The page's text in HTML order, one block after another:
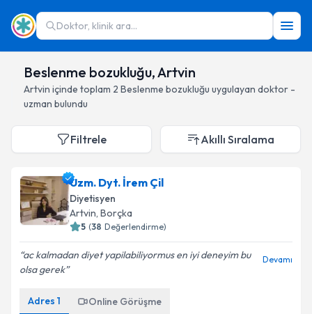
Doktor, klinik ara...
Beslenme bozukluğu, Artvin
Artvin içinde toplam 2 Beslenme bozukluğu uygulayan doktor -
uzman bulundu
Filtrele Akıllı Sıralama
Uzm. Dyt. İrem Çil
Diyetisyen
Artvin, Borçka
5 (38 Değerlendirme)
ac kalmadan diyet yapilabiliyormus en iyi deneyim bu
olsa gerek
Devamı
Adres 1 Online Görüşme